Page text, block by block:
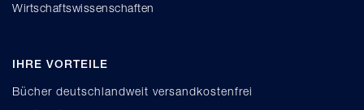
Wirtschaftswissenschaften
IHRE VORTEILE
Bücher deutschlandweit versandkostenfrei